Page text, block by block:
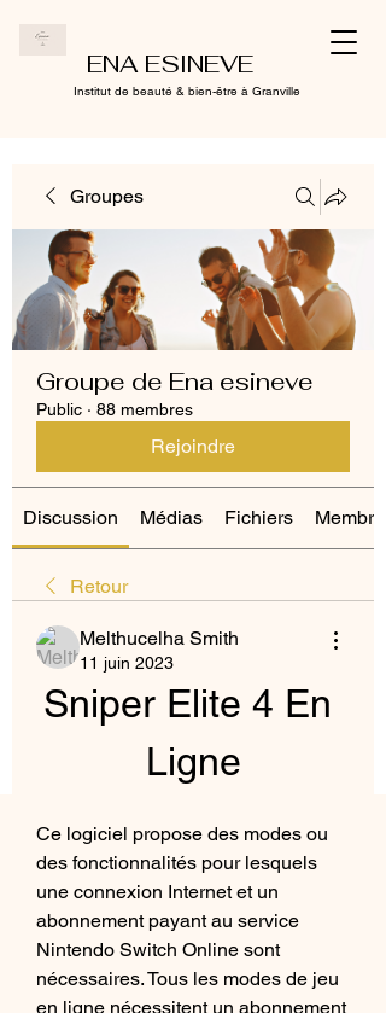
ENA ESINEVE
Institut de beauté & bien-être à Granville
Groupes
Groupe de Ena esineve
Public · 88 membres
Rejoindre
Discussion Médias Fichiers Membres
Retour
Melthucelha Smith
11 juin 2023
Sniper Elite 4 En
Ligne
Ce logiciel propose des modes ou
des fonctionnalités pour lesquels
une connexion Internet et un
abonnement payant au service
Nintendo Switch Online sont
nécessaires. Tous les modes de jeu
en ligne nécessitent un abonnement